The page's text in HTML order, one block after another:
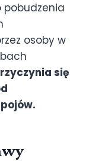
pobudzenia
osoby w
się